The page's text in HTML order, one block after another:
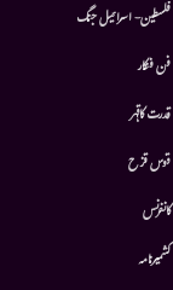
فلسطین- اسرائیل جنگ
فن فنکار
قدرت کاقہر
قوس قزح
کانفرنس
کشمیرنامہ